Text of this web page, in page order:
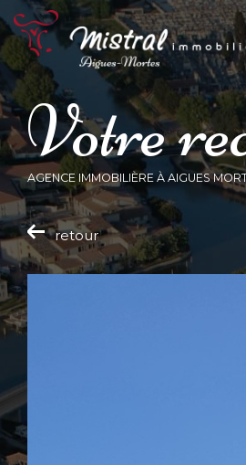
Votrere
AGENCE IMMOBILIÈRE À AIGUES
retour